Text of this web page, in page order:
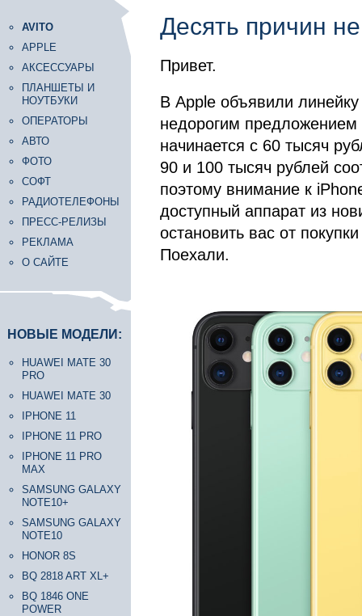
AVITO
APPLE
АКСЕССУАРЫ
ПЛАНШЕТЫ И
НОУТБУКИ
ОПЕРАТОРЫ
АВТО
ФОТО
СОФТ
РАДИОТЕЛЕФОНЫ
ПРЕСС-РЕЛИЗЫ
РЕКЛАМА
О САЙТЕ
НОВЫЕ МОДЕЛИ:
HUAWEI MATE 30
PRO
HUAWEI MATE 30
IPHONE 11
IPHONE 11 PRO
IPHONE 11 PRO
MAX
SAMSUNG GALAXY
NOTE10+
SAMSUNG GALAXY
NOTE10
HONOR 8S
BQ 2818 ART XL+
BQ 1846 ONE
POWER
Десять причин
Привет.
В Apple объявили
недорогим предложением
начинается с 60 тысяч
90 и 100 тысяч рублей
поэтому внимание к
доступный аппарат из
остановить вас от
Поехали.